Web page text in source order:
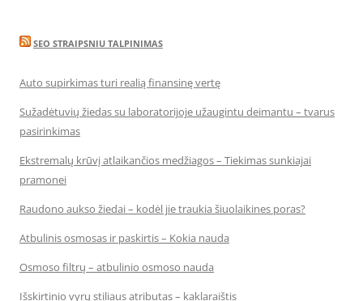
SEO STRAIPSNIU TALPINIMAS
Auto supirkimas turi realią finansinę vertę
Sužadėtuvių žiedas su laboratorijoje užaugintu deimantu – tvarus
pasirinkimas
Ekstremalų krūvį atlaikančios medžiagos – Tiekimas sunkiajai
pramonei
Raudono aukso žiedai – kodėl jie traukia šiuolaikines poras?
Atbulinis osmosas ir paskirtis – Kokia nauda
Osmoso filtrų – atbulinio osmoso nauda
Išskirtinio vyrų stiliaus atributas – kaklaraištis